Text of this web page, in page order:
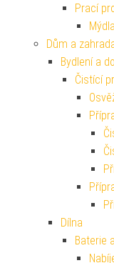
Prací
Dům a
Bydlení a
Čistící
Dílna
Baterie